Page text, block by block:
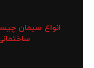
انواع سیمان